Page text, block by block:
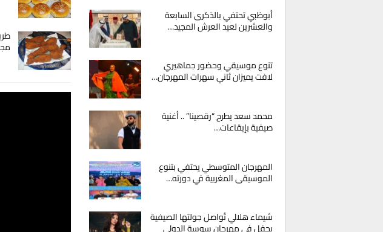
أبوظبي تحتفي بالذكرى السابعة
والعشرين لعيد العرش المجيد…
تنوع موسيقي وحضور جماهيري
لافت يميزان ثاني سهرات المهرجان…
محمد سعد يطرح “رقصينا” .. أغنية
صيفية بإيقاعات…
المهرجان المتوسطي يحتفي بتنوع
الموسيقى المغربية في دورته…
شيماء هلالي تُواصل جولتها الصيفية
بحفل في مهرجان سوسة الدولي